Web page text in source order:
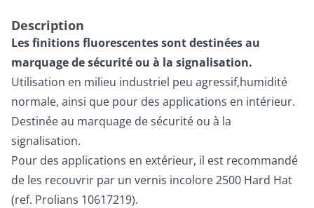
Description
Les finitions fluorescentes sont destinées au
marquage de sécurité ou à la signalisation.
Utilisation en milieu industriel peu agressif,humidité
normale, ainsi que pour des applications en intérieur.
Destinée au marquage de sécurité ou à la
signalisation.
Pour des applications en extérieur, il est recommandé
de les recouvrir par un vernis incolore 2500 Hard Hat
(ref. Prolians 10617219).